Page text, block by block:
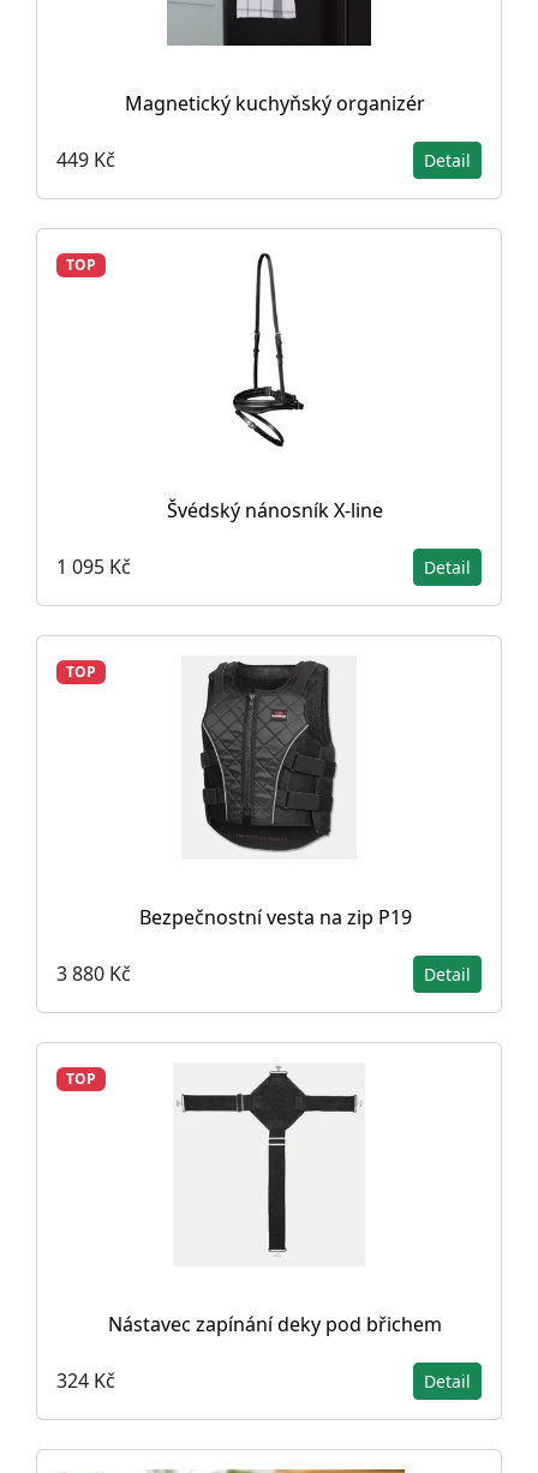
Magnetický kuchyňský organizér
449 Kč Detail
TOP
Švédský nánosník X-line
1 095 Kč Detail
TOP
Bezpečnostní vesta na zip P19
3 880 Kč Detail
TOP
Nástavec zapínání deky pod břichem
324 Kč Detail